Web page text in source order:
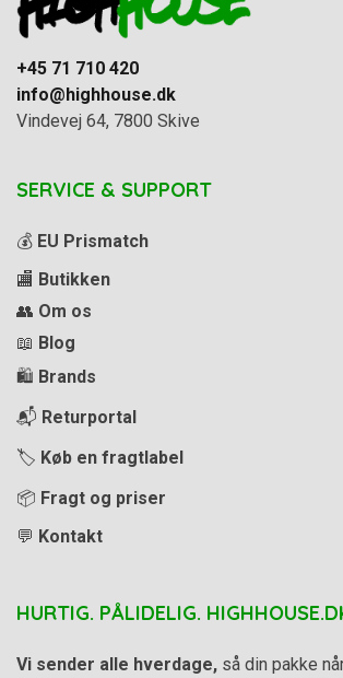
+45 71 710 420
info@highhouse.dk
Vindevej 64, 7800 Skive
SERVICE & SUPPORT
💰 EU Prismatch
🏬 Butikken
👥 Om os
📖 Blog
🛍️ Brands
📬 Returportal
🏷️ Køb en fragtlabel
📦 Fragt og priser
💬 Kontakt
HURTIG. PÅLIDELIG.
Vi sender alle hverdage, så din pakke